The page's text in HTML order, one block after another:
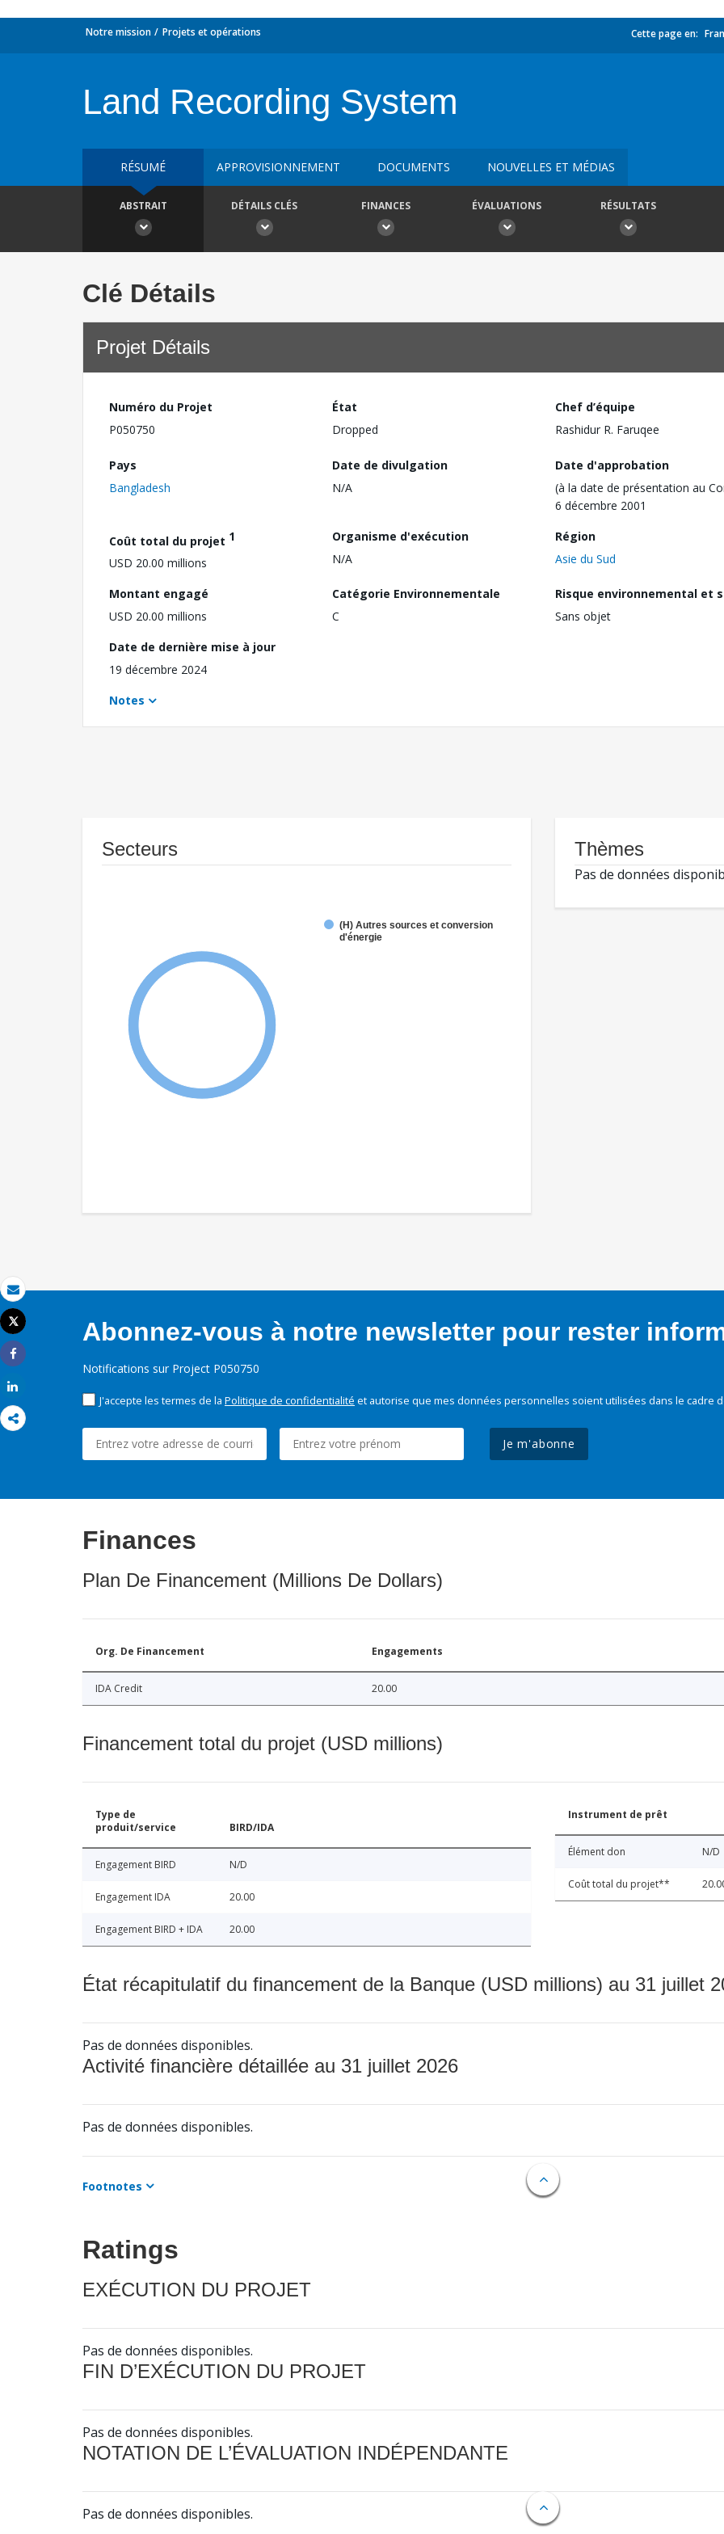
Email
Imprimer
Tweet
Share
Notre mission Projets et opérations Cette page en:
Land Recording System
RÉSUMÉ APPROVISIONNEMENT DOCUMENTS NOUVELLES ET MÉDIAS
ABSTRAIT DÉTAILS CLÉS FINANCES ÉVALUATIONS RÉSULTATS
Clé Détails
Projet Détails
Numéro du Projet
P050750
État
Dropped
Chef d’équipe
Rashidur R. Faruqee
Pays
Bangladesh
Date de divulgation
N/A
Date d'approbation
(à la date de présentation au
6 décembre 2001
Coût total du projet 1
USD 20.00 millions
Organisme d'exécution
N/A
Région
Asie du Sud
Montant engagé
USD 20.00 millions
Catégorie Environnementale
C
Risque environnemental et
Sans objet
Date de dernière mise à jour
19 décembre 2024
Notes
Secteurs
(H) Autres sources et conversion
d'énergie
Thèmes
Pas de données
Abonnez-vous à notre newsletter pour rester
Notifications sur Project P050750
J'accepte les termes de la Politique de confidentialité et autorise que mes données personnelles soient utilisées dans le cadre
Je m'abonne
Finances
Plan De Financement (Millions De Dollars)
Org. De Financement Engagements
IDA Credit 20.00
Financement total du projet (USD millions)
Type de
produit/service
BIRD/IDA
Engagement BIRD N/D
Engagement IDA 20.00
Engagement BIRD + IDA 20.00
Instrument de prêt
Élément don N/D
Coût total du projet**
État récapitulatif du financement de la Banque (USD millions) au 31 juillet
Pas de données disponibles.
Activité financière détaillée au 31 juillet 2026
Pas de données disponibles.
Footnotes
Ratings
EXÉCUTION DU PROJET
Pas de données disponibles.
FIN D’EXÉCUTION DU PROJET
Pas de données disponibles.
NOTATION DE L’ÉVALUATION INDÉPENDANTE
Pas de données disponibles.